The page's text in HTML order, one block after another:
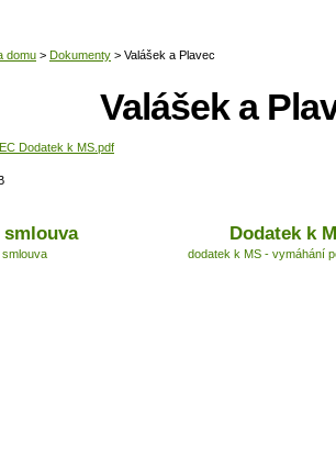
Valášek a
Dodatek k MS.pdf
smlouva Dodatek k
dodatek k MS - vymáhání